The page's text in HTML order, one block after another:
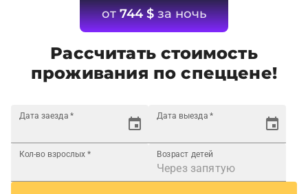
от744 $за ночь
Рассчитать стоимость
проживания по спеццене!
Дата заезда * Дата выезда *
Кол-во взрослых * Возраст детей